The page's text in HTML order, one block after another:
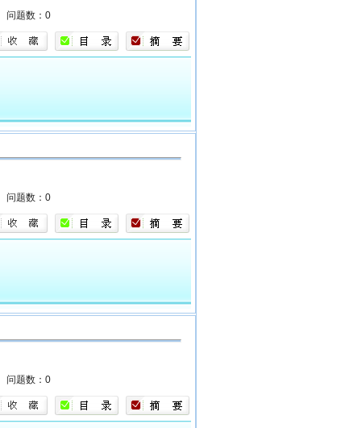
问题数：0
问题数：0
问题数：0